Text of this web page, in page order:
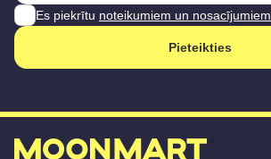
Es piekrītu noteikumiem un nosacījumiem
Pieteikties